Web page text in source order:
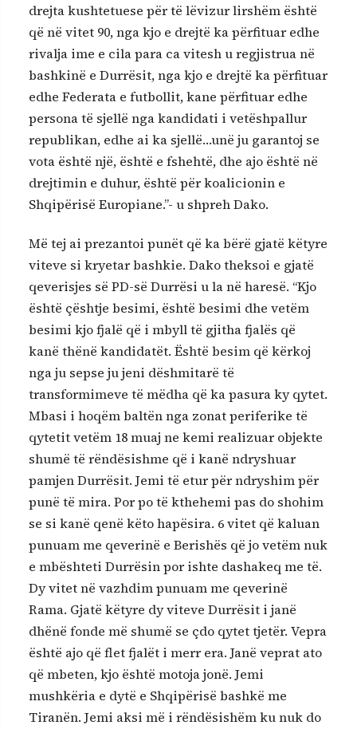
drejta kushtetuese për të lëvizur lirshëm është
që në vitet 90, nga kjo e drejtë ka përfituar edhe
rivalja ime e cila para ca vitesh u regjistrua në
bashkinë e Durrësit, nga kjo e drejtë ka përfituar
edhe Federata e futbollit, kane përfituar edhe
persona të sjellë nga kandidati i vetëshpallur
republikan, edhe ai ka sjellë…unë ju garantoj se
vota është një, është e fshehtë, dhe ajo është në
drejtimin e duhur, është për koalicionin e
Shqipërisë Europiane.”- u shpreh Dako.
Më tej ai prezantoi punët që ka bërë gjatë këtyre
viteve si kryetar bashkie. Dako theksoi e gjatë
qeverisjes së PD-së Durrësi u la në haresë. “Kjo
është çështje besimi, është besimi dhe vetëm
besimi kjo fjalë që i mbyll të gjitha fjalës që
kanë thënë kandidatët. Është besim që kërkoj
nga ju sepse ju jeni dëshmitarë të
transformimeve të mëdha që ka pasura ky qytet.
Mbasi i hoqëm baltën nga zonat periferike të
qytetit vetëm 18 muaj ne kemi realizuar objekte
shumë të rëndësishme që i kanë ndryshuar
pamjen Durrësit. Jemi të etur për ndryshim për
punë të mira. Por po të kthehemi pas do shohim
se si kanë qenë këto hapësira. 6 vitet që kaluan
punuam me qeverinë e Berishës që jo vetëm nuk
e mbështeti Durrësin por ishte dashakeq me të.
Dy vitet në vazhdim punuam me qeverinë
Rama. Gjatë këtyre dy viteve Durrësit i janë
dhënë fonde më shumë se çdo qytet tjetër. Vepra
është ajo që flet fjalët i merr era. Janë veprat ato
që mbeten, kjo është motoja jonë. Jemi
mushkëria e dytë e Shqipërisë bashkë me
Tiranën. Jemi aksi më i rëndësishëm ku nuk do